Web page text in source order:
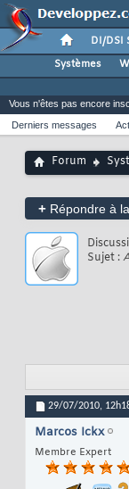
DI/DSI
Systèmes
Vous n'êtes pas encore
Derniers messages
Forum
+ Répondre à
Sujet :
29/07/2010,
Marcos Ickx
Membre Expert